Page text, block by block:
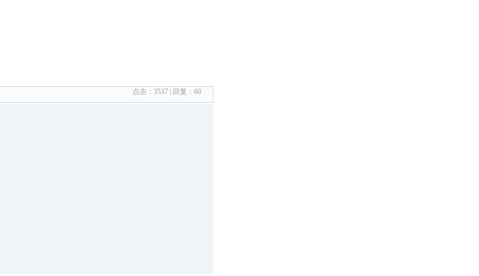
点击： 3537 | 回复： 60